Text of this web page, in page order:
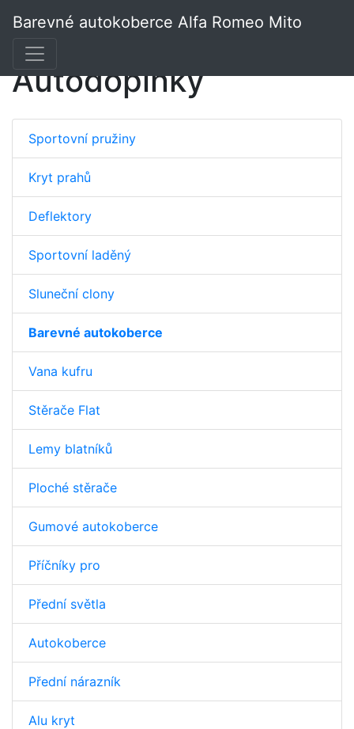
Barevné autokoberce Alfa Romeo Mito
Autodoplňky
Sportovní pružiny
Kryt prahů
Deflektory
Sportovní laděný
Sluneční clony
Barevné autokoberce
Vana kufru
Stěrače Flat
Lemy blatníků
Ploché stěrače
Gumové autokoberce
Příčníky pro
Přední světla
Autokoberce
Přední nárazník
Alu kryt